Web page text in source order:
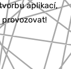
aplikací,